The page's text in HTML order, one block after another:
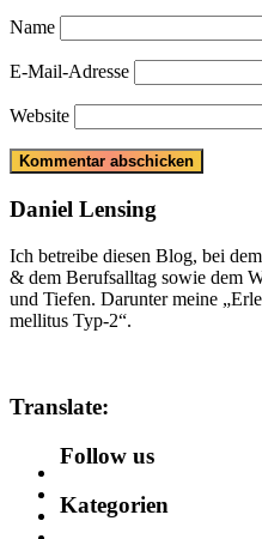
Name
E-Mail-Adresse
Website
Daniel Lensing
Ich betreibe diesen Blog, bei
& dem Berufsalltag sowie dem
und Tiefen. Darunter meine
mellitus Typ-2“.
Translate:
Follow us
Kategorien